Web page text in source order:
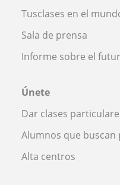
Tusclases en el
Sala de prensa
Informe sobre el
Únete
Dar clases
Alumnos que
Alta centros